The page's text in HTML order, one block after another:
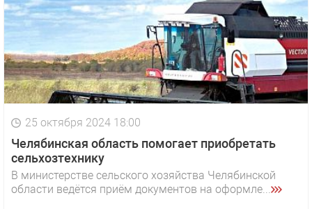
25 октября 2024 18:00
Челябинская область помогает приобретать
сельхозтехнику
​​​​​​​В министерстве сельского хозяйства Челябинской
области ведётся приём документов на оформле...